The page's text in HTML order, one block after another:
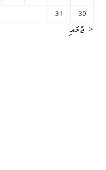
30
31
« ޖުލައި